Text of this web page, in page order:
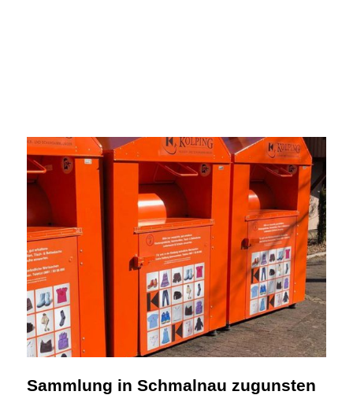
Sammlung in Schmalnau zugunsten